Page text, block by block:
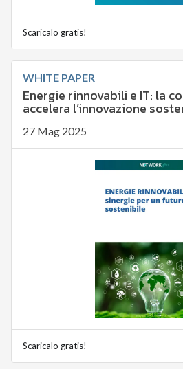
Scaricalo gratis!
WHITE PAPER
Energie rinnovabili e IT: la
accelera l’innovazione
27 Mag 2025
Scaricalo gratis!